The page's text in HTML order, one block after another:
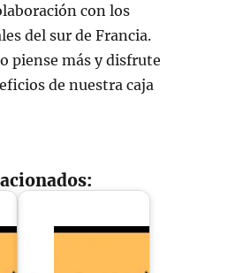
con los
del sur de Francia.
piense más y disfrute
de nuestra caja